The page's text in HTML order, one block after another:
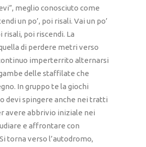
meglio conosciuto come
un po’, poi risali. Vai un po’
risali, poi riscendi. La
di perdere metri verso
imperterrito alternarsi
delle staffilate che
In gruppo te la giochi
devi spingere anche nei tratti
avere abbrivio iniziale nei
e affrontare con
torna verso l’autodromo,